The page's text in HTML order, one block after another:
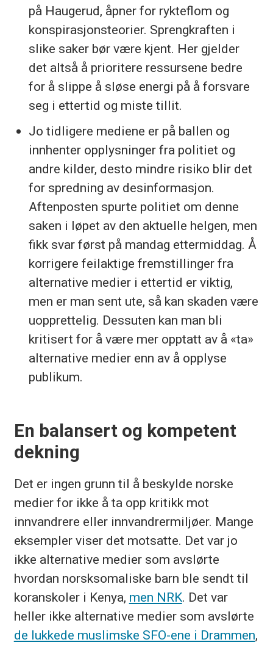
på Haugerud, åpner for rykteflom og
konspirasjonsteorier. Sprengkraften i
slike saker bør være kjent. Her gjelder
det altså å prioritere ressursene bedre
for å slippe å sløse energi på å forsvare
seg i ettertid og miste tillit.
Jo tidligere mediene er på ballen og
innhenter opplysninger fra politiet og
andre kilder, desto mindre risiko blir det
for spredning av desinformasjon.
Aftenposten spurte politiet om denne
saken i løpet av den aktuelle helgen, men
fikk svar først på mandag ettermiddag. Å
korrigere feilaktige fremstillinger fra
alternative medier i ettertid er viktig,
men er man sent ute, så kan skaden være
uopprettelig. Dessuten kan man bli
kritisert for å være mer opptatt av å «ta»
alternative medier enn av å opplyse
publikum.
En balansert og kompetent
dekning
Det er ingen grunn til å beskylde norske
medier for ikke å ta opp kritikk mot
innvandrere eller innvandrermiljøer. Mange
eksempler viser det motsatte. Det var jo
ikke alternative medier som avslørte
hvordan norsksomaliske barn ble sendt til
koranskoler i Kenya, men NRK. Det var
heller ikke alternative medier som avslørte
de lukkede muslimske SFO-ene i Drammen,